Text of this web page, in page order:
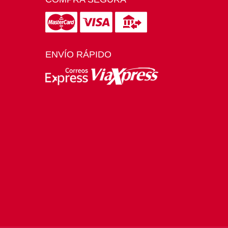
ENVÍO RÁPIDO